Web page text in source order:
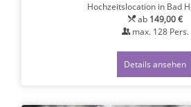
Hochzeitslocation in Bad
ab 149,00 €
max. 128Pers.
Details ansehen